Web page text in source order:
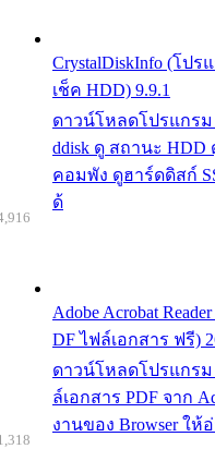
CrystalDiskInfo (โปร
เช็ค HDD) 9.9.1
ดาวน์โหลดโปรแกรม
ddisk ดู สถานะ
คอมพัง ดูฮาร์ดดิสก์
ด้
Adobe Acrobat
DF ไฟล์เอกสาร ฟรี)
ดาวน์โหลดโปรแกรม
ล์เอกสาร PDF จาก
งานของ Browser ให้